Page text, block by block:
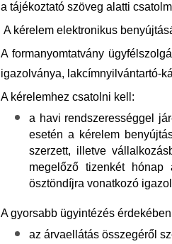
a tájékoztató szöveg alatti
A kérelem elektronikus
A formanyomtatvány
igazolványa, lakcímnyilvántartó-
A kérelemhez csatolni kell:
a havi rendszerességgel
esetén a kérelem
szerzett, illetve
megelőző tizenkét hónap
ösztöndíjra vonatkozó
A gyorsabb ügyintézés
az árvaellátás összegéről